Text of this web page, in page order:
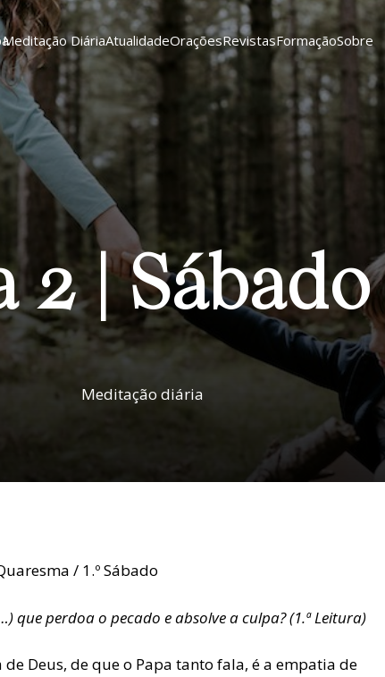
Meditação DiáriaAtualidadeOraçõesRevistasFormaçãoSobre
2 | Sábado
Meditação diária
/ 1.º Sábado
que perdoa o pecado e absolve a culpa? (1.ª Leitura)
Deus, de que o Papa tanto fala, é a empatia de